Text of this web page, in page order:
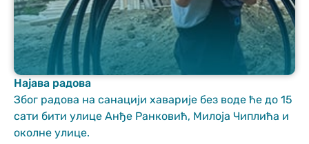
Најава радова
Због радова на санацији хаварије без воде ће до 15
сати бити улице Анђе Ранковић, Милоја Чиплића и
околне улице.
Неопходно
These
cookies are